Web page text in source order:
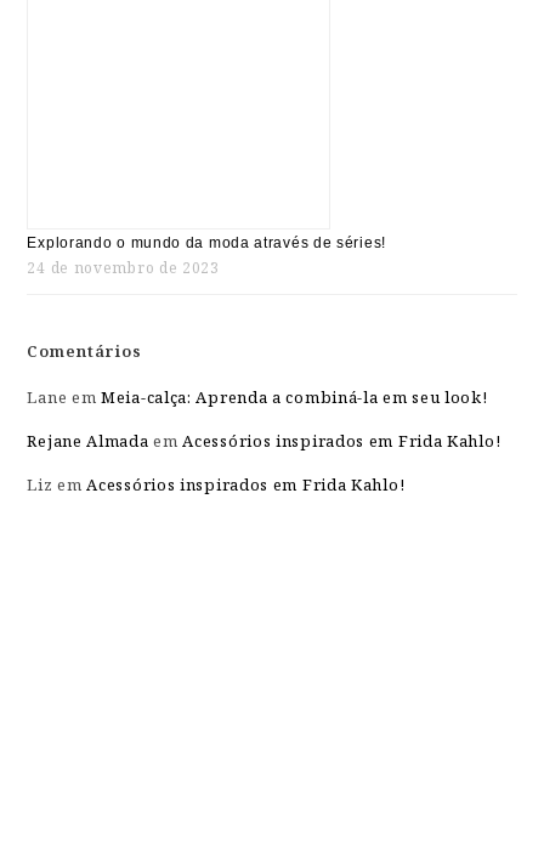
Explorando o mundo da moda através de séries!
24 de novembro de 2023
Comentários
Lane emMeia-calça: Aprenda a combiná-la em seu look!
Rejane Almada emAcessórios inspirados em Frida Kahlo!
Liz emAcessórios inspirados em Frida Kahlo!